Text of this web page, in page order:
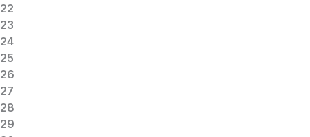
22
23
24
25
26
27
28
29